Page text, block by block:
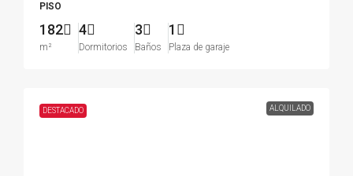
PISO
182
m²
4
Dormitorios
3
Baños
1
Plaza de garaje
DESTACADO ALQUILADO